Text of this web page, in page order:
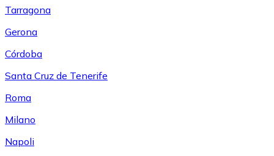
Tarragona
Gerona
Córdoba
Santa Cruz de Tenerife
Roma
Milano
Napoli